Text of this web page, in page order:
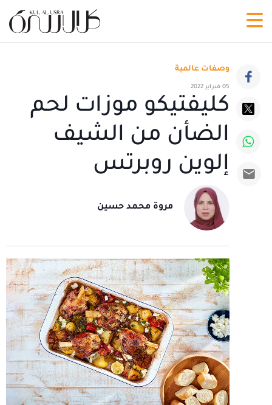
وصفات عالمية
05 فبراير 2022
كليفتيكو موزات لحم
الضأن من الشيف
إلوين روبرتس
مروة محمد حسين